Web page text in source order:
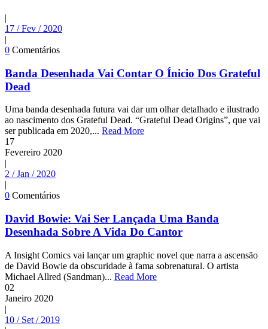
|
17 / Fev / 2020
|
0 Comentários
Banda Desenhada Vai Contar O Ínicio Dos Grateful
Dead
Uma banda desenhada futura vai dar um olhar detalhado e ilustrado
ao nascimento dos Grateful Dead. “Grateful Dead Origins”, que vai
ser publicada em 2020,... Read More
17
Fevereiro 2020
|
2 / Jan / 2020
|
0 Comentários
David Bowie: Vai Ser Lançada Uma Banda
Desenhada Sobre A Vida Do Cantor
A Insight Comics vai lançar um graphic novel que narra a ascensão
de David Bowie da obscuridade à fama sobrenatural. O artista
Michael Allred (Sandman)... Read More
02
Janeiro 2020
|
10 / Set / 2019